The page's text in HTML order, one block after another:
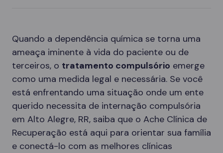
Quando a dependência química se torna uma
ameaça iminente à vida do paciente ou de
terceiros, o tratamento compulsório emerge
como uma medida legal e necessária. Se você
está enfrentando uma situação onde um ente
querido necessita de internação compulsória
em Alto Alegre, RR, saiba que o Ache Clínica de
Recuperação está aqui para orientar sua família
e conectá-lo com as melhores clínicas